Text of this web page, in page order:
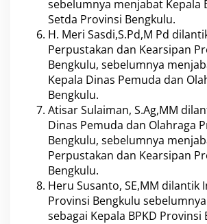
sebelumnya menjabat Kepala
Setda Provinsi Bengkulu.
H. Meri Sasdi,S.Pd,M Pd
Perpustakan dan Kearsipan
Bengkulu, sebelumnya
Kepala Dinas Pemuda dan
Bengkulu.
Atisar Sulaiman, S.Ag,MM
Dinas Pemuda dan Olahraga
Bengkulu, sebelumnya
Perpustakan dan Kearsipan
Bengkulu.
Heru Susanto, SE,MM dilantik
Provinsi Bengkulu
sebagai Kepala BPKD Provinsi